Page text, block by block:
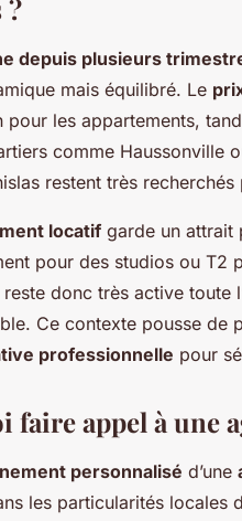
?
depuis plusieurs
mais équilibré. Le
pour les appartements,
comme Haussonville
restent très
locatif garde un attrait
pour des studios ou T2
reste donc très active toute
Ce contexte pousse de
professionnelle pour
faire appel à une
personnalisé d’une
les particularités locales